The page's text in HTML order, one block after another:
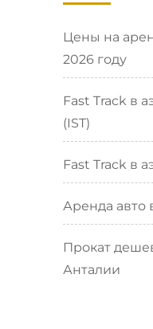
Цены на
2026 году
Fast Track в
(IST)
Fast Track в
Аренда авто
Прокат
Анталии